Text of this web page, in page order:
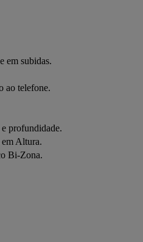
em subidas.
ao telefone.
profundidade.
Altura.
Bi-Zona.